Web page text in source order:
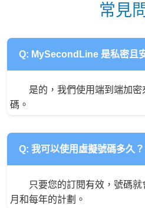
常見
Q: MySecondLine 是私密且
是的，我們使用端到端加
碼。
Q: 我可以使用虛擬號碼多久？
只要您的訂閱有效，號碼
月和每年的計劃。